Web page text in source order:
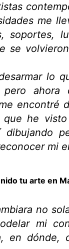
me
soportes,
se
lo
ahora
encontré
he
dibujando
mi
tu arte en
no
mi
en dónde,